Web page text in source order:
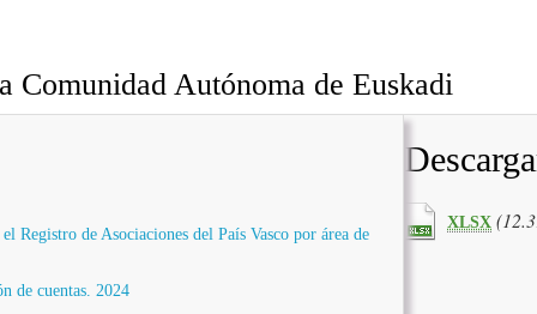
Autónoma de Euskadi
Registro de Asociaciones del País Vasco por área de
de cuentas. 2024
XLSX